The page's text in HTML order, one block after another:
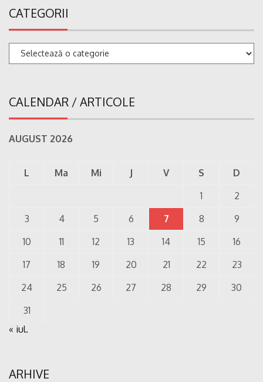
CATEGORII
Categorii
CALENDAR / ARTICOLE
AUGUST 2026
L Ma Mi J V S
D
1
2
3
4 5 6 7 8
9
10
11 12 13 14 15
16
17
18 19 20 21 22
23
24
25 26 27 28 29
30
31
« iul.
ARHIVE